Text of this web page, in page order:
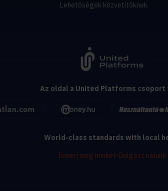
Lehetőségek közvetítőknek
Az oldal a United Platforms csoport
World-class standards with local
Ismerj meg minket•Dolgozz nálunk